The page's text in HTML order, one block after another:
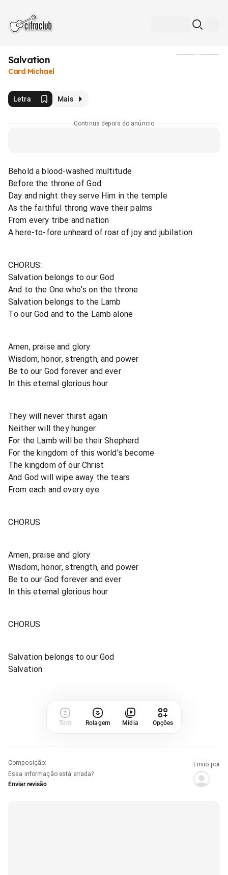
Salvation
Card Michael
Letra Mais
Continua depois do anúncio
Behold a blood-washed multitude
Before the throne of God
Day and night they serve Him in the temple
As the faithful throng wave their palms
From every tribe and nation
A here-to-fore unheard of roar of joy and jubilation
CHORUS:
Salvation belongs to our God
And to the One who's on the throne
Salvation belongs to the Lamb
To our God and to the Lamb alone
Amen, praise and glory
Wisdom, honor, strength, and power
Be to our God forever and ever
In this eternal glorious hour
They will never thirst again
Neither will they hunger
For the Lamb will be their Shepherd
For the kingdom of this world's become
The kingdom of our Christ
And God will wipe away the tears
From each and every eye
CHORUS
Amen, praise and glory
Wisdom, honor, strength, and power
Be to our God forever and ever
In this eternal glorious hour
CHORUS
Salvation belongs to our God
Salvation
Tom Rolagem Mídia Opções
Composição:
Essa informação está errada?
Enviar revisão
Envio por